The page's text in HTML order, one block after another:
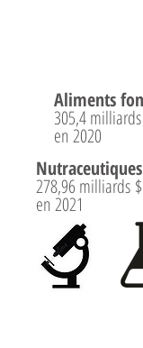
Nutraceutiques
278,96 milliards
en 2021
Aliments
305,4
en 2020